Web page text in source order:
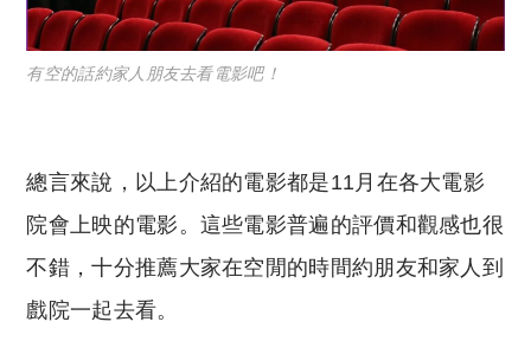
有空的話約家人朋友去看電影吧！
總言來說，以上介紹的電影都是11月在各大電影
院會上映的電影。這些電影普遍的評價和觀感也很
不錯，十分推薦大家在空閒的時間約朋友和家人到
戲院一起去看。